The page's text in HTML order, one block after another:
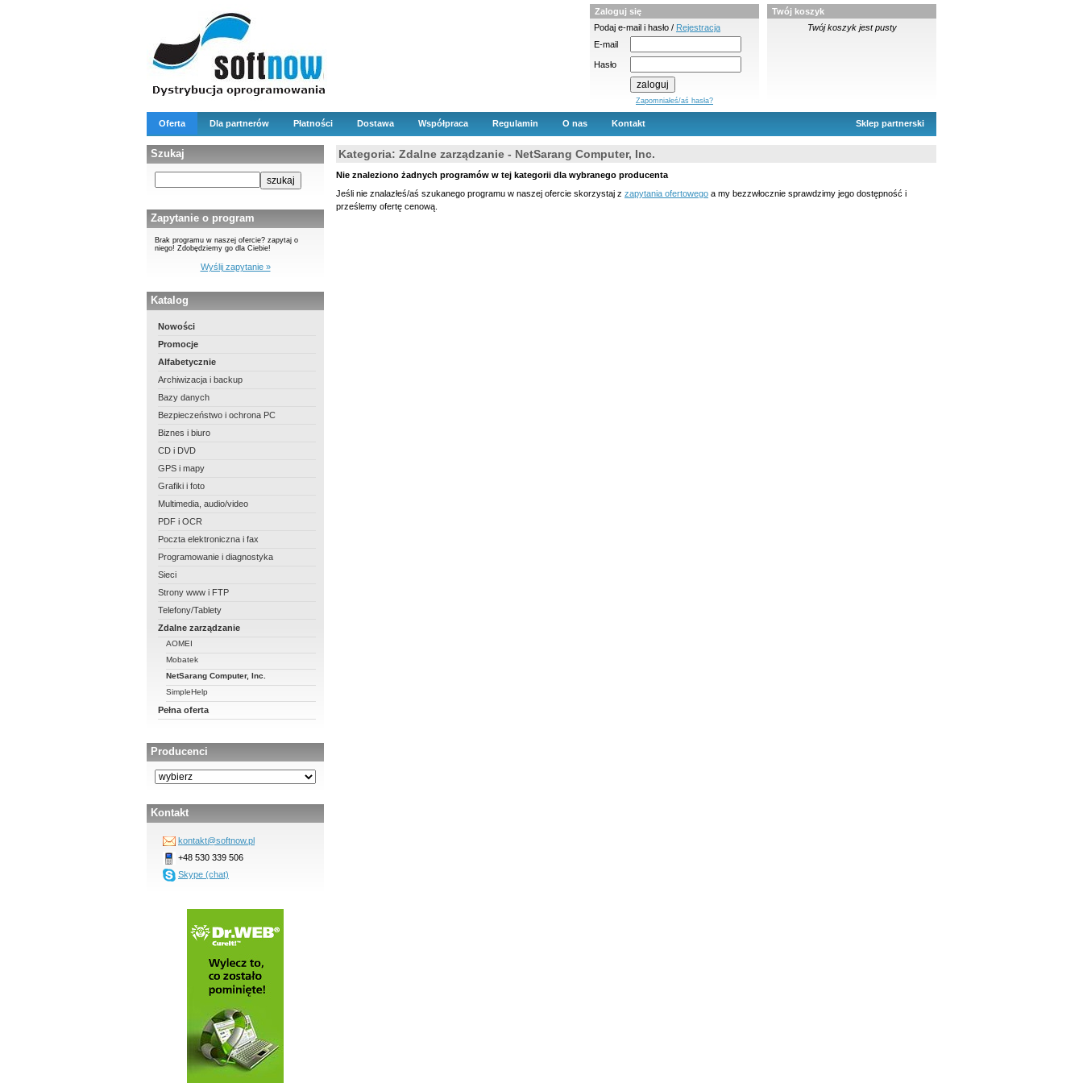
Zaloguj się
Podaj e-mail i hasło / Rejestracja
E-mail
Hasło
Zapomniałeś/aś hasła?
Twój koszyk
Twój koszyk jest pusty
Oferta Dla partnerów Płatności Dostawa Współpraca Regulamin O nas Kontakt Sklep partnerski
Szukaj
Zapytanie o program
Brak programu w naszej ofercie? zapytaj o
niego! Zdobędziemy go dla Ciebie!
Wyślij zapytanie »
Katalog
Nowości
Promocje
Alfabetycznie
Archiwizacja i backup
Bazy danych
Bezpieczeństwo i ochrona PC
Biznes i biuro
CD i DVD
GPS i mapy
Grafiki i foto
Multimedia, audio/video
PDF i OCR
Poczta elektroniczna i fax
Programowanie i diagnostyka
Sieci
Strony www i FTP
Telefony/Tablety
Zdalne zarządzanie
AOMEI
Mobatek
NetSarang Computer, Inc.
SimpleHelp
Pełna oferta
Producenci
Kontakt
kontakt@softnow.pl
+48 530 339 506
Skype (chat)
Kategoria: Zdalne zarządzanie - NetSarang Computer, Inc.
Nie znaleziono żadnych programów w tej kategorii dla wybranego producenta
Jeśli nie znalazłeś/aś szukanego programu w naszej ofercie skorzystaj z zapytania ofertowego a my bezzwłocznie sprawdzimy jego dostępność i
prześlemy ofertę cenową.